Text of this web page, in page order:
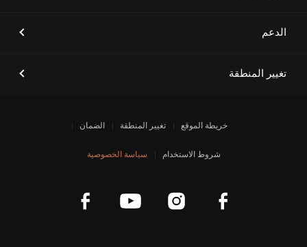
الدعم
تغيير المنطقة
خريطة الموقع تغيير المنطقة الضمان
شروط الاستخدام سياسة الخصوصية